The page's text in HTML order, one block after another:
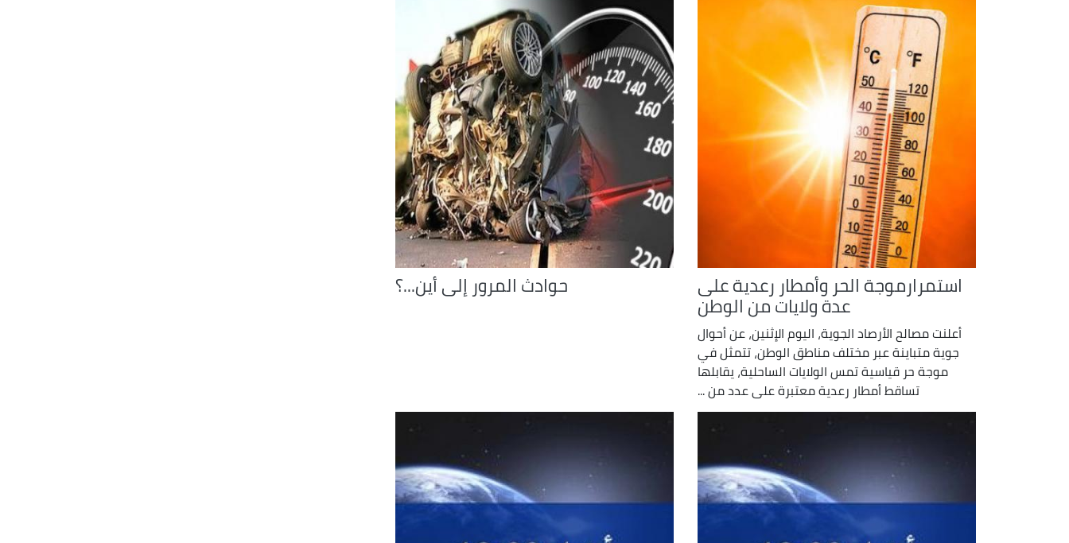
استمرارموجة الحر وأمطار رعدية على
عدة ولايات من الوطن
أعلنت مصالح الأرصاد الجوية، اليوم الإثنين، عن أحوال
جوية متباينة عبر مختلف مناطق الوطن، تتمثل في
موجة حر قياسية تمس الولايات الساحلية، يقابلها
تساقط أمطار رعدية معتبرة على عدد من ...
حوادث المرور إلى أين...؟